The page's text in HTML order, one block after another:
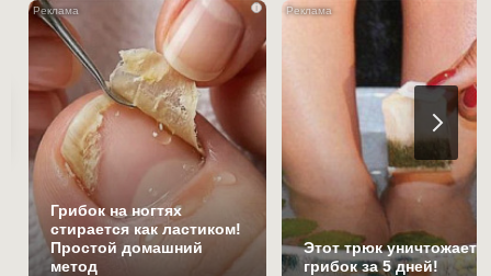
i
Грибок на ногтях
стирается как ластиком!
Простой домашний
метод
Этот трюк уничтожает
грибок за 5 дней!